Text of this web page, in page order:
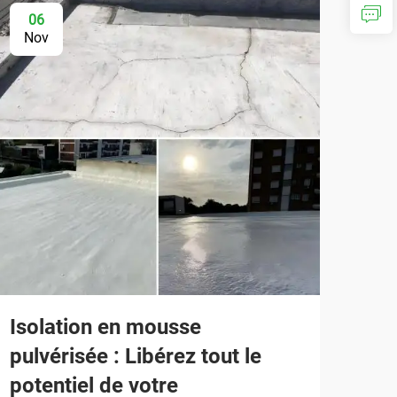
06
Nov
Isolation en mousse
pulvérisée : Libérez tout le
potentiel de votre